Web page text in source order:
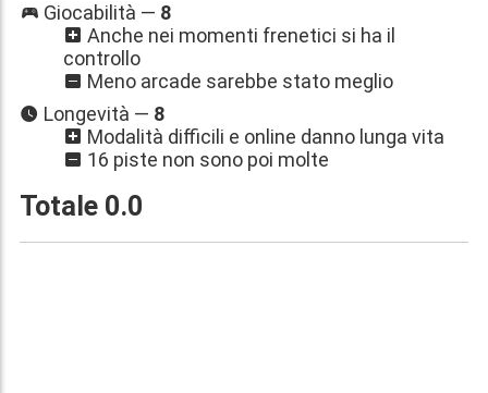
Giocabilità — 8
Anche nei momenti frenetici si ha il
controllo
Meno arcade sarebbe stato meglio
Longevità — 8
Modalità difficili e online danno lunga vita
16 piste non sono poi molte
Totale 0.0